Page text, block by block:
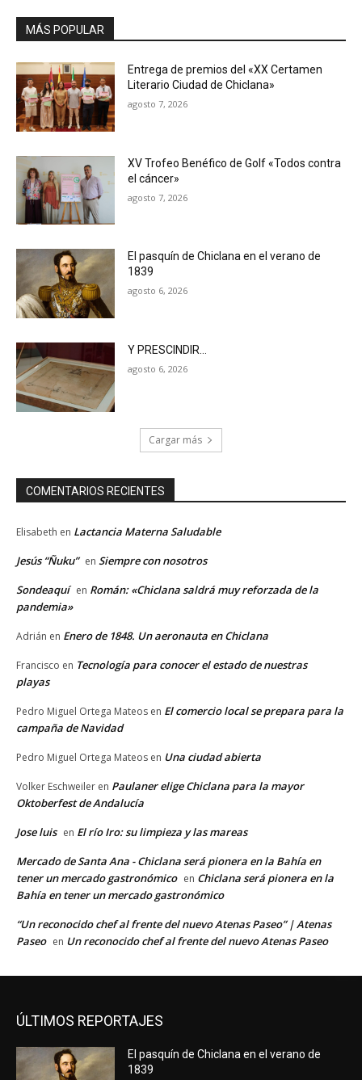
MÁS POPULAR
Entrega de premios del «XX Certamen
Literario Ciudad de Chiclana»
agosto 7, 2026
XV Trofeo Benéfico de Golf «Todos contra
el cáncer»
agosto 7, 2026
El pasquín de Chiclana en el verano de
1839
agosto 6, 2026
Y PRESCINDIR…
agosto 6, 2026
Cargar más
COMENTARIOS RECIENTES
Elisabeth en Lactancia Materna Saludable
Jesús “Ñuku” en Siempre con nosotros
Sondeaquí en Román: «Chiclana saldrá muy reforzada de la
pandemia»
Adrián en Enero de 1848. Un aeronauta en Chiclana
Francisco en Tecnología para conocer el estado de nuestras
playas
Pedro Miguel Ortega Mateos en El comercio local se prepara para la
campaña de Navidad
Pedro Miguel Ortega Mateos en Una ciudad abierta
Volker Eschweiler en Paulaner elige Chiclana para la mayor
Oktoberfest de Andalucía
Jose luis en El río Iro: su limpieza y las mareas
Mercado de Santa Ana - Chiclana será pionera en la Bahía en
tener un mercado gastronómico en Chiclana será pionera en la
Bahía en tener un mercado gastronómico
“Un reconocido chef al frente del nuevo Atenas Paseo” | Atenas
Paseo en Un reconocido chef al frente del nuevo Atenas Paseo
ÚLTIMOS REPORTAJES
El pasquín de Chiclana en el verano de
1839